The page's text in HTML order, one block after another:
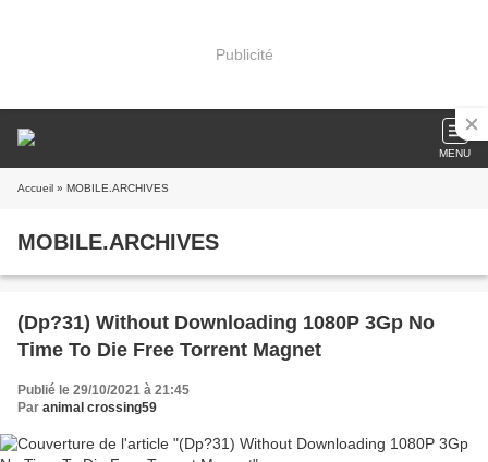
Publicité
MENU
Accueil » MOBILE.ARCHIVES
MOBILE.ARCHIVES
(Dp?31) Without Downloading 1080P 3Gp No
Time To Die Free Torrent Magnet
Publié le 29/10/2021 à 21:45
Par animal crossing59